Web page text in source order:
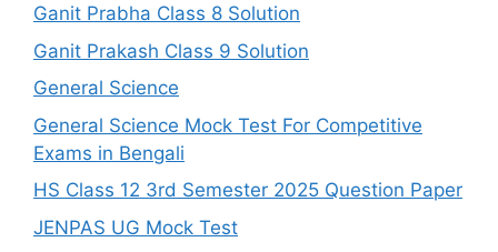
Ganit Prabha Class 8 Solution
Ganit Prakash Class 9 Solution
General Science
General Science Mock Test For Competitive
Exams in Bengali
HS Class 12 3rd Semester 2025 Question Paper
JENPAS UG Mock Test